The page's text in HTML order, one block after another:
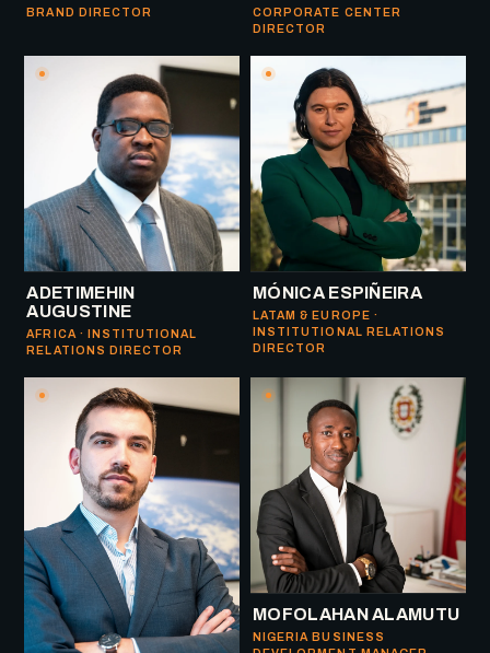
BRAND DIRECTOR
CORPORATE CENTER
DIRECTOR
ADETIMEHIN
AUGUSTINE
AFRICA · INSTITUTIONAL
RELATIONS DIRECTOR
MÓNICA ESPIÑEIRA
LATAM & EUROPE ·
INSTITUTIONAL RELATIONS
DIRECTOR
MOFOLAHAN ALAMUTU
NIGERIA BUSINESS